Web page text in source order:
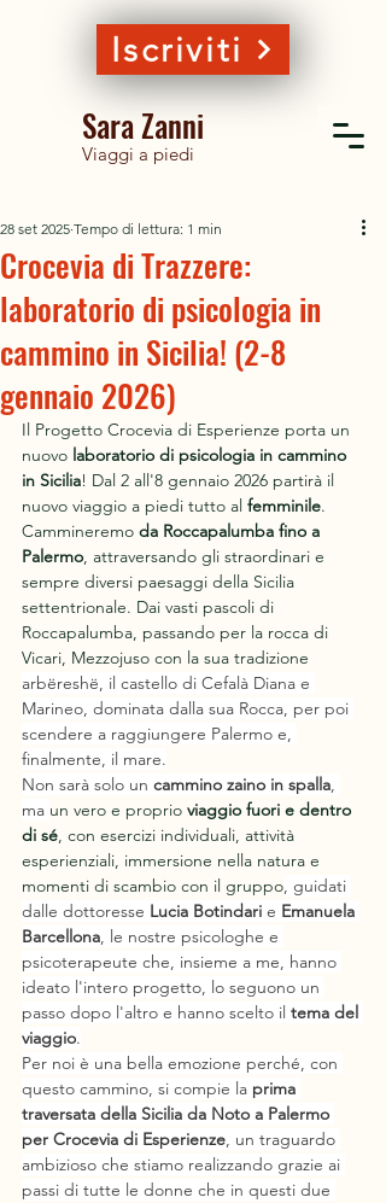
Sara Zanni
Viaggi a piedi
Iscriviti
Crocevia di Trazzere:
laboratorio di psicologia in
cammino in Sicilia! (2-8
gennaio 2026)
28 set 2025 Tempo di lettura: 1 min
Il Progetto Crocevia di Esperienze porta un
nuovo laboratorio di psicologia in cammino
in Sicilia! Dal 2 all'8 gennaio 2026 partirà il
nuovo viaggio a piedi tutto al femminile.
Cammineremo da Roccapalumba fino a
Palermo, attraversando gli straordinari e
sempre diversi paesaggi della Sicilia
settentrionale. Dai vasti pascoli di
Roccapalumba, passando per la rocca di
Vicari, Mezzojuso con la sua tradizione
arbëreshë, il castello di Cefalà Diana e
Marineo, dominata dalla sua Rocca, per poi
scendere a raggiungere Palermo e,
finalmente, il mare.
Non sarà solo un cammino zaino in spalla,
ma un vero e proprio viaggio fuori e dentro
di sé, con esercizi individuali, attività
esperienziali, immersione nella natura e
momenti di scambio con il gruppo, guidati
dalle dottoresse Lucia Botindari e Emanuela
Barcellona, le nostre psicologhe e
psicoterapeute che, insieme a me, hanno
ideato l'intero progetto, lo seguono un
passo dopo l'altro e hanno scelto il tema del
viaggio.
Per noi è una bella emozione perché, con
questo cammino, si compie la prima
traversata della Sicilia da Noto a Palermo
per Crocevia di Esperienze, un traguardo
ambizioso che stiamo realizzando grazie ai
passi di tutte le donne che in questi due